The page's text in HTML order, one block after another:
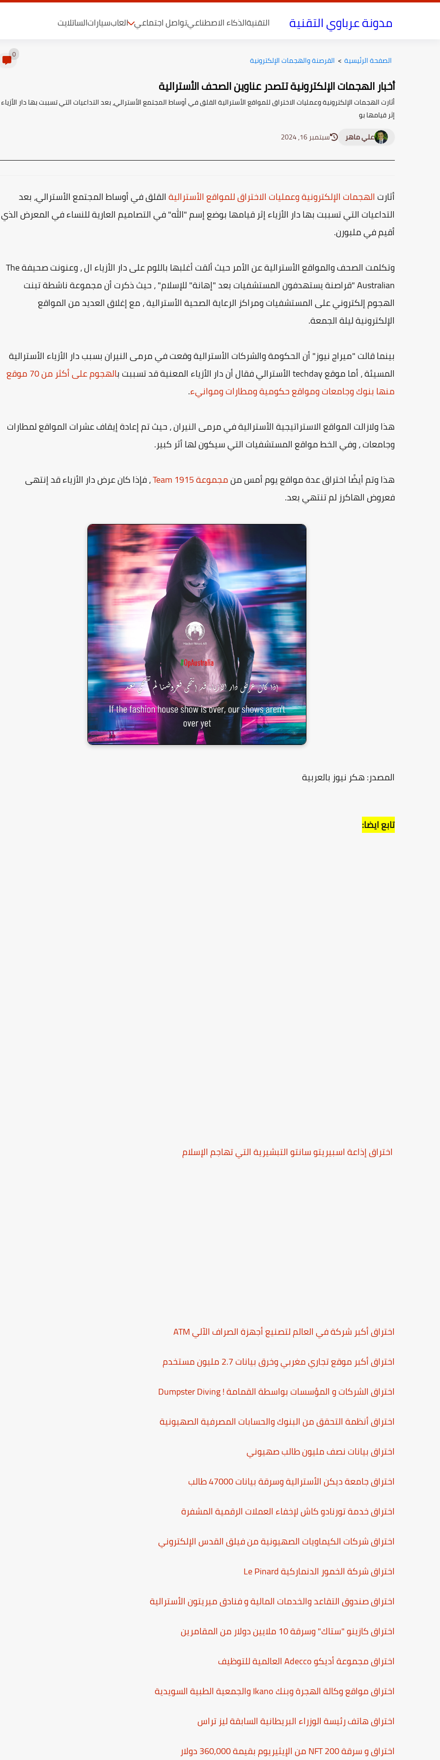
مدونة عرباوي التقنية التقنيةالذكاء الاصطناعيتواصل اجتماعي العابسياراتالساتلايت
الصفحة الرئيسية > القرصنة والهجمات الإلكترونية 0
أخبار الهجمات الإلكترونية تتصدر عناوين الصحف الأسترالية
أثارت الهجمات الإلكترونية وعمليات الاختراق للمواقع الأسترالية القلق في أوساط المجتمع الأسترالي، بعد التداعيات التي تسببت بها دار الأزياء
إثر قيامها بو
علي ماهر
سبتمبر 16, 2024
أثارت الهجمات الإلكترونية وعمليات الاختراق للمواقع الأستراليةالقلق في أوساط المجتمع الأسترالي، بعد
التداعيات التي تسببت بها دار الأزياء إثر قيامها بوضع إسم "الله" في التصاميم العارية للنساء في المعرض الذي
أقيم في ملبورن.
وتكلمت الصحف والمواقع الأسترالية عن الأمر حيث ألقت أغلبها باللوم على دار الأزياء ال ، وعنونت صحيفة The
Australian "قراصنة يستهدفون المستشفيات بعد "إهانة" للإسلام" ، حيث ذكرت أن مجموعة ناشطة تبنت
الهجوم إلكتروني على المستشفيات ومراكز الرعاية الصحية الأسترالية ، مع إغلاق العديد من المواقع
الإلكترونية ليلة الجمعة.
بينما قالت "ميراج نيوز" أن الحكومة والشركات الأسترالية وقعت في مرمى النيران بسبب دار الأزياء الأسترالية
المسيئة ، أما موقع techday الأسترالي فقال أن دار الأزياء المعنية قد تسببت ب
الهجوم على أكثر من 70 موقع
منها بنوك وجامعات ومواقع حكومية ومطارات وموانيء.
هذا ولازالت المواقع الاستراتيجية الأسترالية في مرمى النيران ، حيث تم إعادة إيقاف عشرات المواقع لمطارات
وجامعات ، وفي الخط مواقع المستشفيات التي سيكون لها أثر كبير.
هذا وتم أيضًا اختراق عدة مواقع يوم أمس منمجموعة 1915 Team
، فإذا كان عرض دار الأزياء قد إنتهى
فعروض الهاكرز لم تنتهي بعد.
المصدر: هكر نيوز بالعربية
تابع ايضا:
اختراق إذاعة اسبيريتو سانتو التبشيرية التي تهاجم الإسلام
اختراق أكبر شركة في العالم لتصنيع أجهزة الصراف الآلي ATM
اختراق أكبر موقع تجاري مغربي وخرق بيانات 2.7 مليون مستخدم
اختراق الشركات و المؤسسات بواسطة القمامة ! Dumpster Diving
اختراق أنظمة التحقق من البنوك والحسابات المصرفية الصهيونية
اختراق بيانات نصف مليون طالب صهيوني
اختراق جامعة ديكن الأسترالية وسرقة بيانات 47000 طالب
اختراق خدمة تورنادو كاش لإخفاء العملات الرقمية المشفرة
اختراق شركات الكيماويات الصهيونية من فيلق القدس الإلكتروني
اختراق شركة الخمور الدنماركية Le Pinard
اختراق صندوق التقاعد والخدمات المالية و فنادق ميريتون الأسترالية
اختراق كازينو "ستاك" وسرقة 10 ملايين دولار من المقامرين
اختراق مجموعة أديكو Adecco العالمية للتوظيف
اختراق مواقع وكالة الهجرة وبنك Ikano والجمعية الطبية السويدية
اختراق هاتف رئيسة الوزراء البريطانية السابقة ليز تراس
اختراق و سرقة 200 NFT من الإيثيريوم بقيمة 360,000 دولار